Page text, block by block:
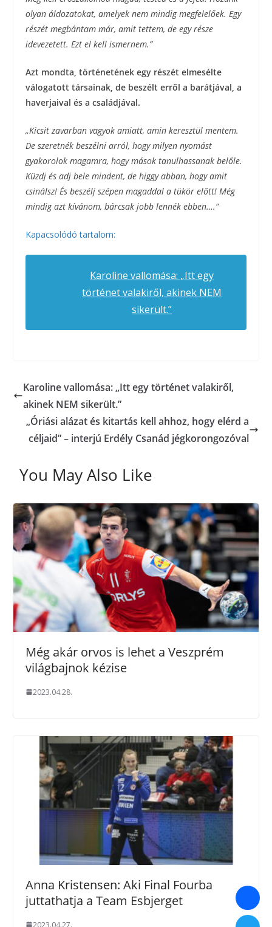
olyan áldozatokat, amelyek nem mindig megfelelőek. Egy
részét megbántam már, amit tettem, de egy része
idevezetett. Ezt el kell ismernem.”
Azt mondta, történetének egy részét elmesélte
válogatott társainak, de beszélt erről a barátjával, a
haverjaival és a családjával.
„Kicsit zavarban vagyok amiatt, amin keresztül mentem.
De szeretnék beszélni arról, hogy milyen nyomást
gyakorolok magamra, hogy mások tanulhassanak belőle.
Küzdj és adj bele mindent, de higgy abban, hogy amit
csinálsz! És beszélj szépen magaddal a tükör előtt! Még
mindig azt kívánom, bárcsak jobb lennék ebben….”
Kapacsolódó tartalom:
Karoline vallomása: „Itt egy
történet valakiről, akinek NEM
sikerült.”
Karoline vallomása: „Itt egy történet valakiről,
akinek NEM sikerült.”
„Óriási alázat és kitartás kell ahhoz, hogy elérd a
céljaid” – interjú Erdély Csanád jégkorongozóval
You May Also Like
Még akár orvos is lehet a Veszprém
világbajnok kézise
2023.04.28.
Anna Kristensen: Aki Final Fourba
juttathatja a Team Esbjerget
2023.04.27.